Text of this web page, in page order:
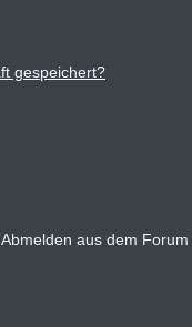
gespeichert?
aus dem